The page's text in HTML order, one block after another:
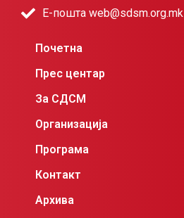
Е-пошта web@sdsm.org.mk
Почетна
Прес центар
За СДСМ
Организација
Програма
Контакт
Архива